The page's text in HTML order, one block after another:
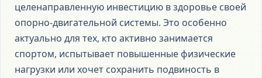
целенаправленную инвестицию в здоровье своей
опорно-двигательной системы. Это особенно
актуально для тех, кто активно занимается
спортом, испытывает повышенные физические
нагрузки или хочет сохранить подвиность в